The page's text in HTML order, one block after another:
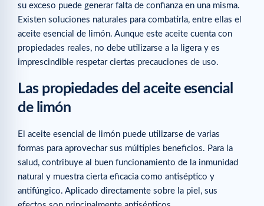
su exceso puede generar falta de confianza en una misma.
Existen soluciones naturales para combatirla, entre ellas el
aceite esencial de limón. Aunque este aceite cuenta con
propiedades reales, no debe utilizarse a la ligera y es
imprescindible respetar ciertas precauciones de uso.
Las propiedades del aceite esencial
de limón
El aceite esencial de limón puede utilizarse de varias
formas para aprovechar sus múltiples beneficios. Para la
salud, contribuye al buen funcionamiento de la inmunidad
natural y muestra cierta eficacia como antiséptico y
antifúngico. Aplicado directamente sobre la piel, sus